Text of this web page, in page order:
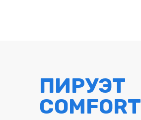
ПИРУЭТ
COMFORT